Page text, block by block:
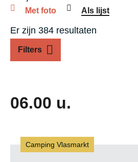
Met foto
Als lijst
Er zijn 384 resultaten
Filters
06.00 u.
Camping Vlasmarkt